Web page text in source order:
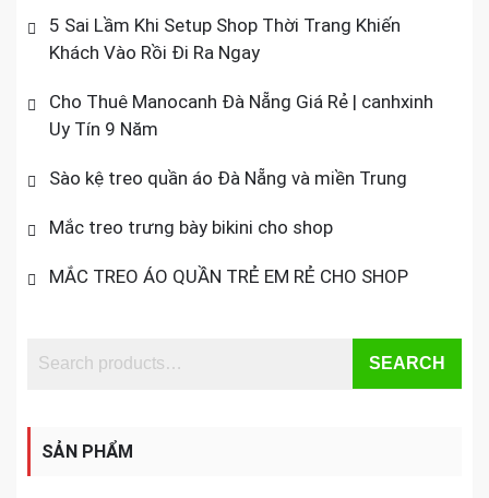
5 Sai Lầm Khi Setup Shop Thời Trang Khiến
Khách Vào Rồi Đi Ra Ngay
Cho Thuê Manocanh Đà Nẵng Giá Rẻ | canhxinh
Uy Tín 9 Năm
Sào kệ treo quần áo Đà Nẵng và miền Trung
Mắc treo trưng bày bikini cho shop
MẮC TREO ÁO QUẦN TRẺ EM RẺ CHO SHOP
SEARCH
SẢN PHẨM